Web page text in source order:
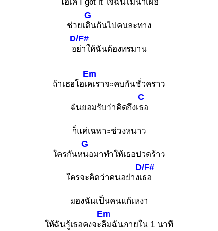
โอเค I got it ใจฉันไม่น่าเผื่อ
ช่วยเ
G
ดินกันไปคนละทาง
อ
D/F#
ย่าให้ฉันต้องทรมาน
ถ้าเธอโอเ
Em
คเราจะคบกันชั่วคราว
ฉันยอมรับว่าคิดถึงเ
C
ธอ
ก็แค่เฉพาะช่วงหนาว
ใครกันห
G
นอมาทำให้เธอปวดร้าว
ใครจะคิดว่าคนอย่างเ
D/F#
ธอ
มองฉันเป็นคนแก้เหงา
ให้ฉันรู้เธอคงจะ
Em
ลืมฉันภายใน 1 นาที